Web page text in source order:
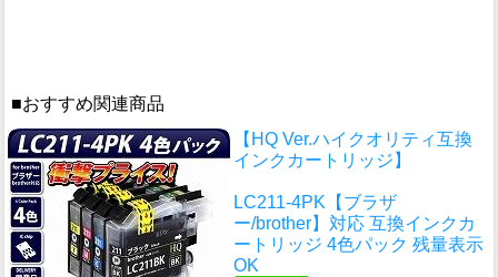
■おすすめ関連商品
【HQ Ver.ハイクオリティ互換
インクカートリッジ】
LC211-4PK【ブラザ
ー/brother】対応 互換インクカ
ートリッジ 4色パック 残量表示
OK